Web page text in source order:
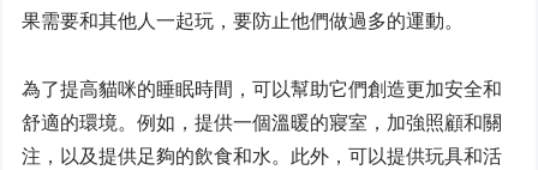
果需要和其他人一起玩，要防止他們做過多的運動。
為了提高貓咪的睡眠時間，可以幫助它們創造更加安全和
舒適的環境。例如，提供一個溫暖的寢室，加強照顧和關
注，以及提供足夠的飲食和水。此外，可以提供玩具和活